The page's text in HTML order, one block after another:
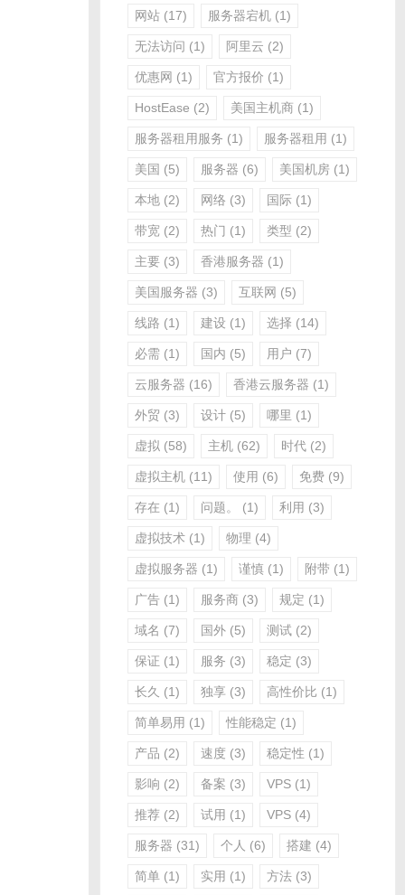
网站 (17) 服务器宕机 (1)
无法访问 (1) 阿里云 (2)
优惠网 (1) 官方报价 (1)
HostEase (2) 美国主机商 (1)
服务器租用服务 (1) 服务器租用 (1)
美国 (5) 服务器 (6) 美国机房 (1)
本地 (2) 网络 (3) 国际 (1)
带宽 (2) 热门 (1) 类型 (2)
主要 (3) 香港服务器 (1)
美国服务器 (3) 互联网 (5)
线路 (1) 建设 (1) 选择 (14)
必需 (1) 国内 (5) 用户 (7)
云服务器 (16) 香港云服务器 (1)
外贸 (3) 设计 (5) 哪里 (1)
虚拟 (58) 主机 (62) 时代 (2)
虚拟主机 (11) 使用 (6) 免费 (9)
存在 (1) 问题。 (1) 利用 (3)
虚拟技术 (1) 物理 (4)
虚拟服务器 (1) 谨慎 (1) 附带 (1)
广告 (1) 服务商 (3) 规定 (1)
域名 (7) 国外 (5) 测试 (2)
保证 (1) 服务 (3) 稳定 (3)
长久 (1) 独享 (3) 高性价比 (1)
简单易用 (1) 性能稳定 (1)
产品 (2) 速度 (3) 稳定性 (1)
影响 (2) 备案 (3) VPS (1)
推荐 (2) 试用 (1) VPS (4)
服务器 (31) 个人 (6) 搭建 (4)
简单 (1) 实用 (1) 方法 (3)